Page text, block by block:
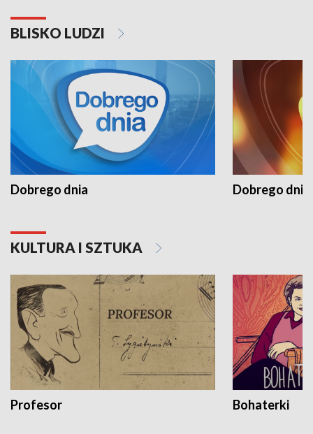
BLISKO LUDZI
Dobrego dnia Dobrego dnia
KULTURA I SZTUKA
Profesor Bohaterki